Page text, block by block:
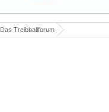
Das Treibballforum